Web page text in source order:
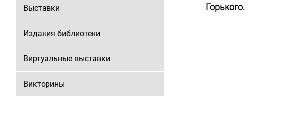
Выставки
Издания библиотеки
Виртуальные выставки
Викторины
Горького.